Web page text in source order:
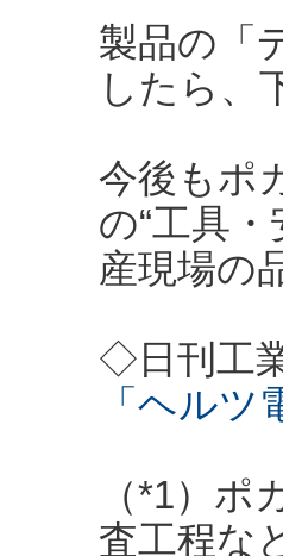
製品の「
したら、
今後もポ
の“工具
産現場の
◇日刊工
「ヘル
（*1）
査工程な